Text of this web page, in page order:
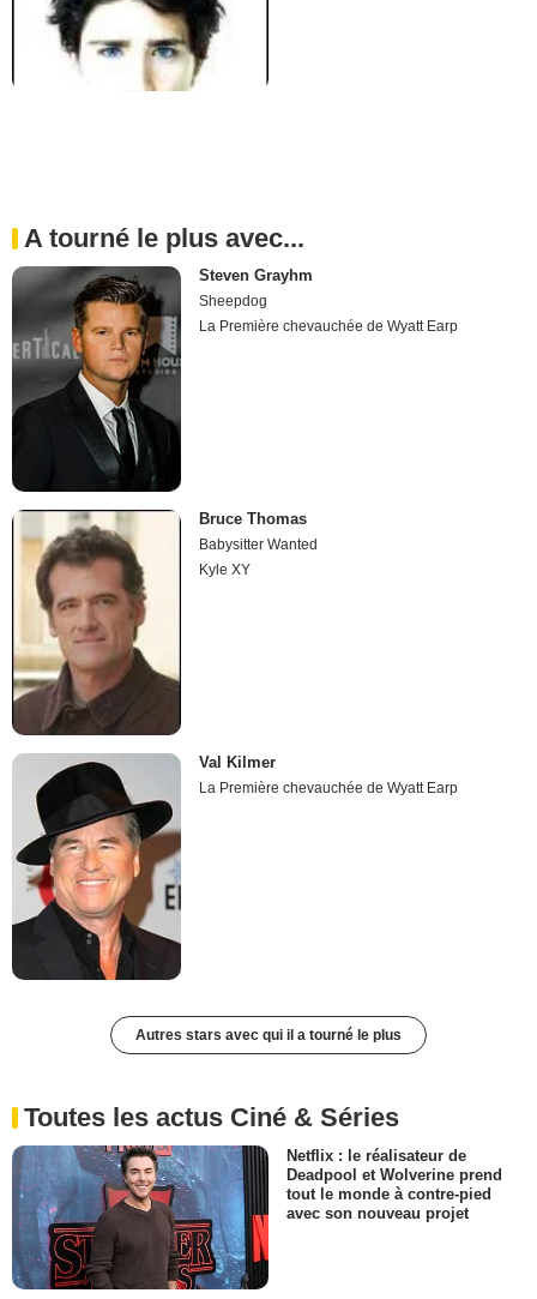
A tourné le plus avec...
Steven Grayhm
Sheepdog
La Première chevauchée de Wyatt Earp
Bruce Thomas
Babysitter Wanted
Kyle XY
Val Kilmer
La Première chevauchée de Wyatt Earp
Autres stars avec qui il a tourné le plus
Toutes les actus Ciné & Séries
Netflix : le réalisateur de
Deadpool et Wolverine prend
tout le monde à contre-pied
avec son nouveau projet